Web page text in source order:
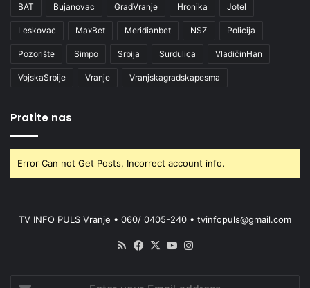
BAT Bujanovac GradVranje Hronika Jotel
Leskovac MaxBet Meridianbet NSZ Policija
Pozorište Simpo Srbija Surdulica VladičinHan
VojskaSrbije Vranje Vranjskagradskapesma
Pratite nas
Error Can not Get Posts, Incorrect account info.
TV INFO PULS Vranje • 060/ 0405-240 • tvinfopuls@gmail.com
RSS Facebook
X YouTube